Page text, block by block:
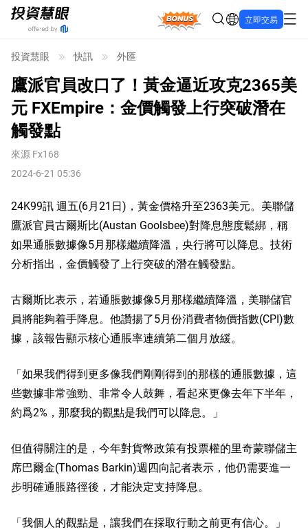
Bonus 立即交易
投資慧眼 快訊 外匯
鷹派官員改口了！黃金逼近攻克2365美
元 FXEmpire：金價觸發上行突破潛在
觸發點
來源 Fx168
2024-6-21 05:36
24K99訊 週五(6月21日)，黃金價格升至2363美元。美聯儲
鷹派官員古爾斯比(Austan Goolsbee)對降息態度鬆綁，稱
如果通脹數據像5月那樣繼續降溫，央行將可以降息。技術
分析指出，金價觸發了上行突破的潛在觸發點。
古爾斯比表示，若通脹數據像5月那樣繼續降溫，美聯儲官
員將能夠着手降息。他讚揚了5月份消費者物價指數(CPI)數
據，該報告顯示核心通脹率連續第二個月放緩。
「如果我們得到更多像我們剛剛得到的那樣的通脹數據，這
些數據非常強勁、非常令人鼓舞，看起來更像去年下半年，
約爲2%，那麼我的觀點是我們可以降息。」
但值得關注的是，今年對貨幣政策有投票權的里奇蒙聯儲主
席巴爾金(Thomas Barkin)週四向記者表示，他仍需要進一
步明確通脹路徑後，才能決定支持降息。
「我個人的觀點是，讓我們在採取行動之前更有信心。」